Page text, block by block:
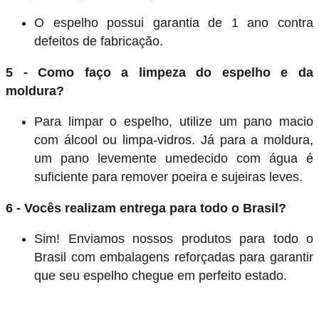
O espelho possui garantia de 1 ano contra
defeitos de fabricação.
5 - Como faço a limpeza do espelho e da
moldura?
Para limpar o espelho, utilize um pano macio
com álcool ou limpa-vidros. Já para a moldura,
um pano levemente umedecido com água é
suficiente para remover poeira e sujeiras leves.
6 - Vocês realizam entrega para todo o Brasil?
Sim! Enviamos nossos produtos para todo o
Brasil com embalagens reforçadas para garantir
que seu espelho chegue em perfeito estado.